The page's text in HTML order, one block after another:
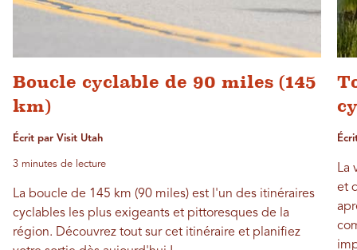
Boucle cyclable de 90 miles (145
km)
Écrit par Visit Utah
3 minutes de lecture
La boucle de 145 km (90 miles) est l'un des itinéraires
cyclables les plus exigeants et pittoresques de la
région. Découvrez tout sur cet itinéraire et planifiez
La
et